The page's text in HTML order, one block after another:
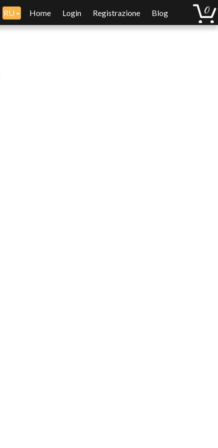
RU Home Login Registrazione Blog